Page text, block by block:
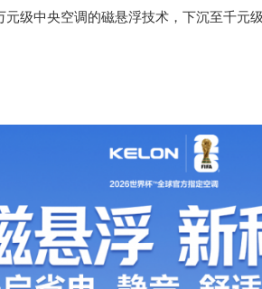
级中央空调的磁悬浮技术，下沉至千元